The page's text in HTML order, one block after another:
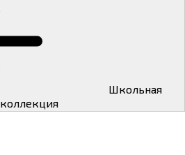
коллекция